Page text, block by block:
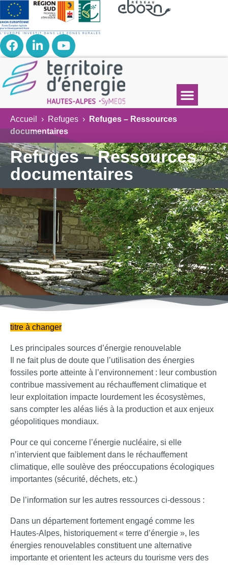
Accueil › Refuges ›
Refuges – Ressources
documentaires
Refuges – Ressources
documentaires
titre à changer
Les principales sources d’énergie renouvelable
Il ne fait plus de doute que l’utilisation des énergies
fossiles porte atteinte à l’environnement : leur combustion
contribue massivement au réchauffement climatique et
leur exploitation impacte lourdement les écosystèmes,
sans compter les aléas liés à la production et aux enjeux
géopolitiques mondiaux.
Pour ce qui concerne l’énergie nucléaire, si elle
n’intervient que faiblement dans le réchauffement
climatique, elle soulève des préoccupations écologiques
importantes (sécurité, déchets, etc.)
De l’information sur les autres ressources ci-dessous :
Dans un département fortement engagé comme les
Hautes-Alpes, historiquement « terre d’énergie », les
énergies renouvelables constituent une alternative
importante et orientent les acteurs du tourisme vers des